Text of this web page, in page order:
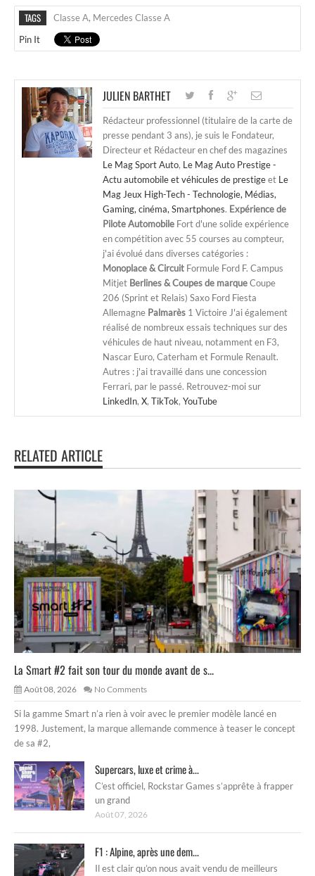
TAGS Classe A, Mercedes Classe A
Pin It
JULIEN BARTHET
Rédacteur professionnel (titulaire de la carte de
presse pendant 3 ans), je suis le Fondateur,
Directeur et Rédacteur en chef des magazines
Le Mag Sport Auto, Le Mag Auto Prestige -
Actu automobile et véhicules de prestigeet Le
Mag Jeux High-Tech - Technologie, Médias,
Gaming, cinéma, Smartphones. Expérience de
Pilote Automobile Fort d'une solide expérience
en compétition avec 55 courses au compteur,
j'ai évolué dans diverses catégories :
Monoplace & Circuit Formule Ford F. Campus
Mitjet Berlines & Coupes de marqueCoupe
206 (Sprint et Relais) Saxo Ford Fiesta
Allemagne Palmarès 1 Victoire J'ai également
réalisé de nombreux essais techniques sur des
véhicules de haut niveau, notamment en F3,
Nascar Euro, Caterham et Formule Renault.
Autres : j'ai travaillé dans une concession
Ferrari, par le passé. Retrouvez-moi sur
LinkedIn, X, TikTok, YouTube
RELATED ARTICLE
La Smart #2 fait son tour du monde avant de s...
Août 08, 2026 No Comments
Si la gamme Smart n’a rien à voir avec le premier modèle lancé en
1998. Justement, la marque allemande commence à teaser le concept
de sa #2,
Supercars, luxe et crime à...
C’est officiel, Rockstar Games s’apprête à frapper
un grand
Août 07, 2026
F1 : Alpine, après une dem...
Il est clair qu’on nous avait vendu de meilleurs